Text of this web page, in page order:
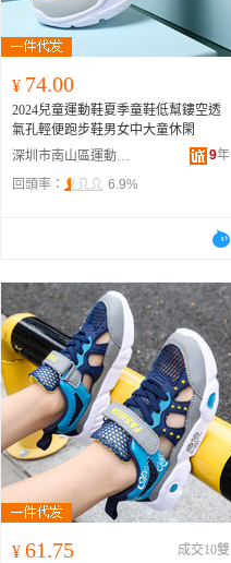
¥ 74.00
2024兒童運動鞋夏季童鞋低幫鏤空透
氣孔輕便跑步鞋男女中大童休閑
深圳市南山區運動潮流鞋服商行
9年
回頭率：
6.9%
¥ 61.75
成交10雙